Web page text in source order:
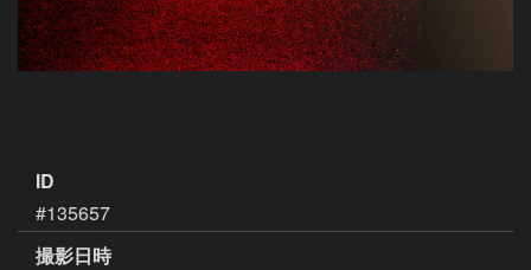
ID
#135657
撮影日時